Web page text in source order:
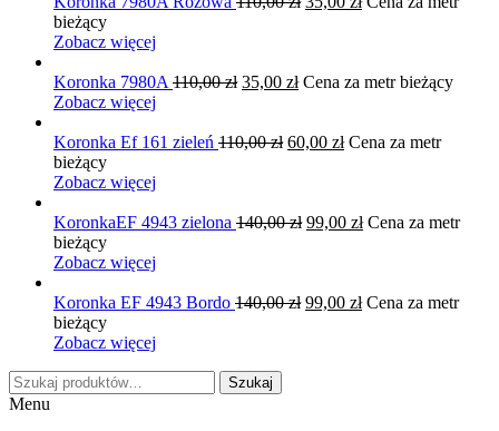
bieżący
Zobacz więcej
Koronka 7980A 110,00zł Pierwotna
110,00 zł.
35,00 złAktualna
35,00 zł.
Cena za metr bieżący
Zobacz więcej
Koronka Ef 161 zieleń 110,00zł Pierwotna
60,00 złAktualna
Cena za metr
bieżący
Zobacz więcej
KoronkaEF 4943 zielona 140,00zł Pierwotna
99,00 złAktualna
Cena za metr
bieżący
Zobacz więcej
Koronka EF 4943 Bordo 140,00zł Pierwotna
99,00 złAktualna
Cena za metr
bieżący
Zobacz więcej
Szukaj:
Szukaj
Menu